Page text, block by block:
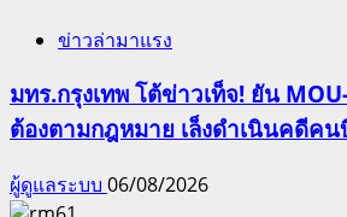
ข่าวล่ามาแรง
มทร.กรุงเทพ โต้ข่าวเท็จ! ยัน
ต้องตามกฎหมาย เล็งดำเนินคดีคน
ผู้ดูแลระบบ 06/08/2026